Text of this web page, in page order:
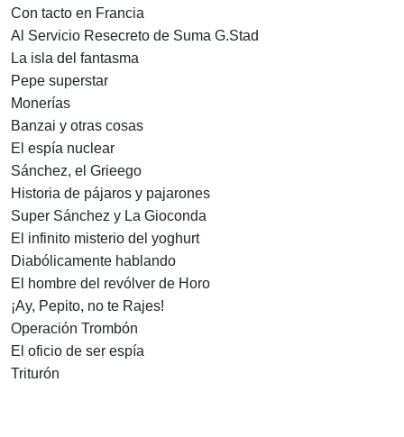
Con tacto en Francia
Al Servicio Resecreto de Suma G.Stad
La isla del fantasma
Pepe superstar
Monerías
Banzai y otras cosas
El espía nuclear
Sánchez, el Grieego
Historia de pájaros y pajarones
Super Sánchez y La Gioconda
El infinito misterio del yoghurt
Diabólicamente hablando
El hombre del revólver de Horo
¡Ay, Pepito, no te Rajes!
Operación Trombón
El oficio de ser espía
Triturón